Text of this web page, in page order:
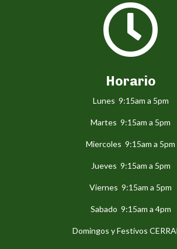

Horario
Lunes 9:15am a 5pm
Martes 9:15am a 5pm
Miercoles 9:15am a 5pm
Jueves 9:15am a 5pm
Viernes 9:15am a 5pm
Sabado 9:15am a 4pm
Domingos y Festivos